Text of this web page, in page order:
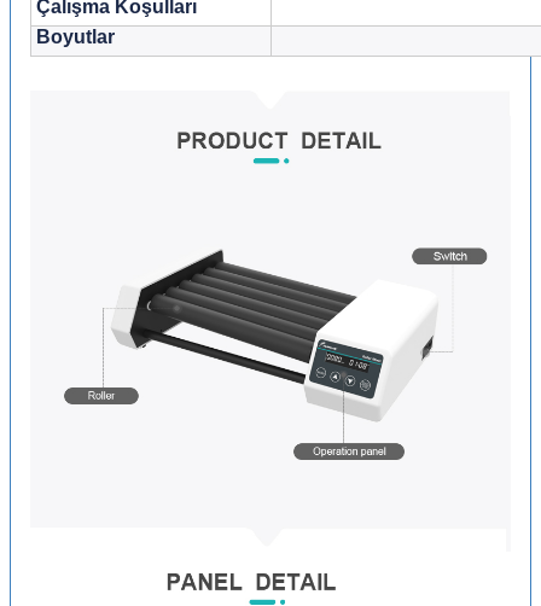
Çalışma Koşulları
Boyutlar